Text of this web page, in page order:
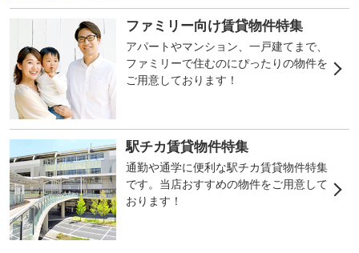
ファミリー向け賃貸物件特集
アパートやマンション、一戸建てまで、
ファミリーで住むのにぴったりの物件を
ご用意しております！
駅チカ賃貸物件特集
通勤や通学に便利な駅チカ賃貸物件特集
です。当店おすすめの物件をご用意して
おります！